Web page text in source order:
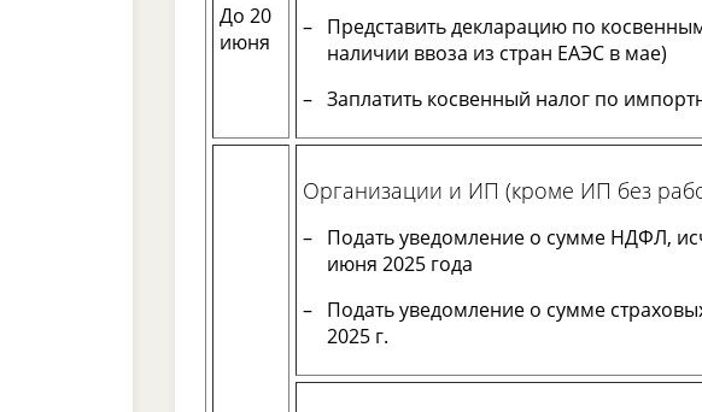
До 20
июня
Представить декларацию по
наличии ввоза из стран ЕАЭС в мае)
Заплатить косвенный налог по
Организации и ИП (кроме ИП без
Подать уведомление о сумме НДФЛ,
июня 2025 года
Подать уведомление о сумме
2025 г.